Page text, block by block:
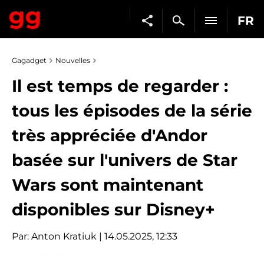
FR
Gagadget Nouvelles
Il est temps de regarder :
tous les épisodes de la série
très appréciée d'Andor
basée sur l'univers de Star
Wars sont maintenant
disponibles sur Disney+
Par: Anton Kratiuk | 14.05.2025, 12:33